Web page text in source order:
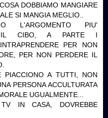
DOBBIAMO MANGIARE
SI MANGIA MEGLIO..
L'ARGOMENTO PIU'
IL CIBO, A PARTE I
PER NON
PER NON PERDERE IL
PIACCIONO A TUTTI, NON
PERSONA ACCULTURATA
UGUALMENTE...
IN CASA, DOVREBBE